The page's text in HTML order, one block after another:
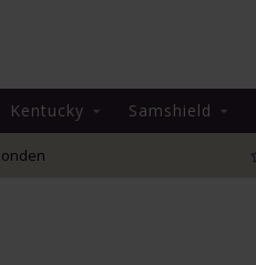
Kentucky Samshield